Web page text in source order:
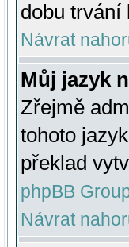
dobu trvání
Návrat
Můj jazyk
Zřejmě
tohoto
překlad
phpBB
Návrat